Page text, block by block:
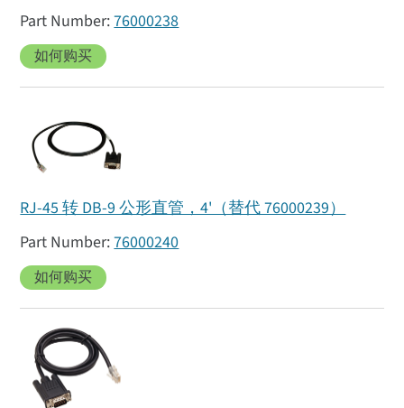
76000238
如何购买
RJ-45 转 DB-9 公形直管，4'（替代 76000239）
76000240
如何购买